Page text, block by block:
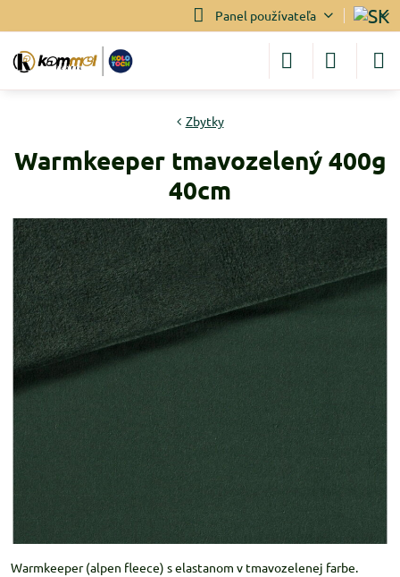
Panel používateľa
Zbytky
Warmkeeper tmavozelený 400g
40cm
Warmkeeper (alpen fleece) s elastanom v tmavozelenej farbe.